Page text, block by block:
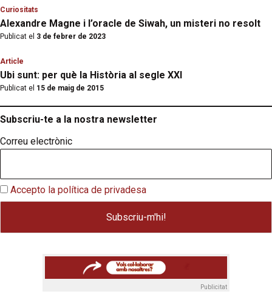
Curiositats
Alexandre Magne i l’oracle de Siwah, un misteri no resolt
Publicat el 3 de febrer de 2023
Article
Ubi sunt: per què la Història al segle XXI
Publicat el 15 de maig de 2015
Subscriu-te a la nostra newsletter
Correu electrònic
Accepto la política de privadesa
Publicitat